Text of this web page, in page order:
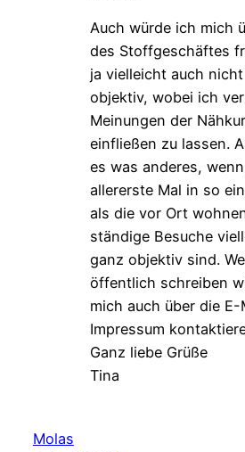
Auch würde ich mich
des Stoffgeschäftes
ja vielleicht auch
objektiv, wobei ich
Meinungen der
einfließen zu lassen.
es was anderes,
allererste Mal in so
als die vor Ort
ständige Besuche
ganz objektiv sind.
öffentlich schreiben
mich auch über die
Impressum
Ganz liebe Grüße
Tina
Molas